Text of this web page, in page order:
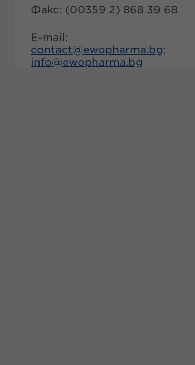
Факс: (00359 2) 868 39 68
E-mail:
contact@ewopharma.bg;
info@ewopharma.bg